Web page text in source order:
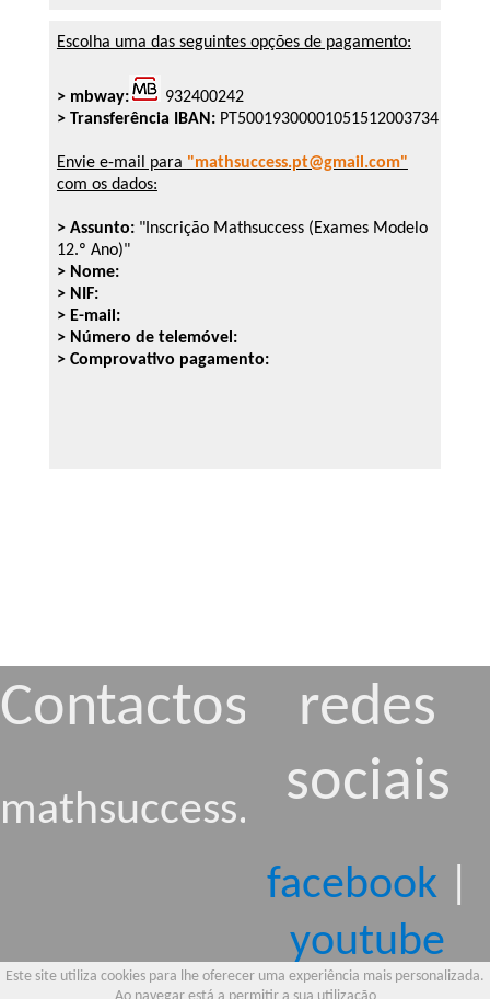
Escolha uma das seguintes opções de pagamento:
> mbway:
932400242
> Transferência IBAN:PT50019300001051512003734
Envie e-mail para "mathsuccess.pt@gmail.com"
com os dados:
> Assunto:"Inscrição Mathsuccess (Exames Modelo
12.º Ano)"
> Nome:
> NIF:
> E-mail:
> Número de telemóvel:
> Comprovativo pagamento:
Este site utiliza cookies para lhe oferecer uma experiência mais personalizada.
Contactos
redes
sociais
facebook|
youtube